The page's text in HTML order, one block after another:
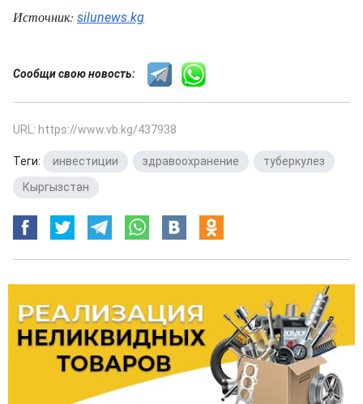
Источник: silunews.kg
Сообщи свою новость:
URL: https://www.vb.kg/437938
Теги: инвестиции здравоохранение туберкулез
Кыргызстан